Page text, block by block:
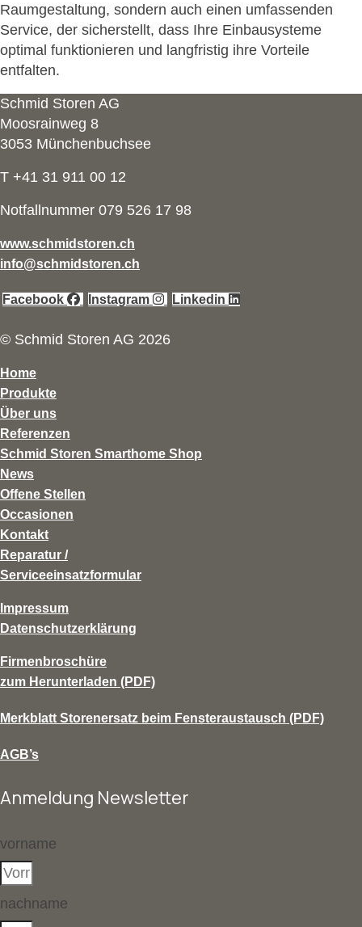
Raumgestaltung, sondern auch einen umfassenden
Service, der sicherstellt, dass Ihre Einbausysteme
optimal funktionieren und langfristig ihre Vorteile
entfalten.
Schmid Storen AG
Moosrainweg 8
3053 Münchenbuchsee
T +41 31 911 00 12
Notfallnummer 079 526 17 98
www.schmidstoren.ch
info@schmidstoren.ch
Facebook Instagram Linkedin
© Schmid Storen AG 2026
Home
Produkte
Über uns
Referenzen
Schmid Storen Smarthome Shop
News
Offene Stellen
Occasionen
Kontakt
Reparatur /
Serviceeinsatzformular
Impressum
Datenschutzerklärung
Firmenbroschüre
zum Herunterladen (PDF)
Merkblatt Storenersatz beim Fensteraustausch (PDF)
AGB’s
Anmeldung Newsletter
vorname
nachname